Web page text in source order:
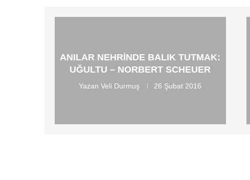
ANILAR NEHRINDE BALIK TUTMAK:
UĞULTU – NORBERT SCHEUER
YazanVeli Durmuş 26 Şubat 2016